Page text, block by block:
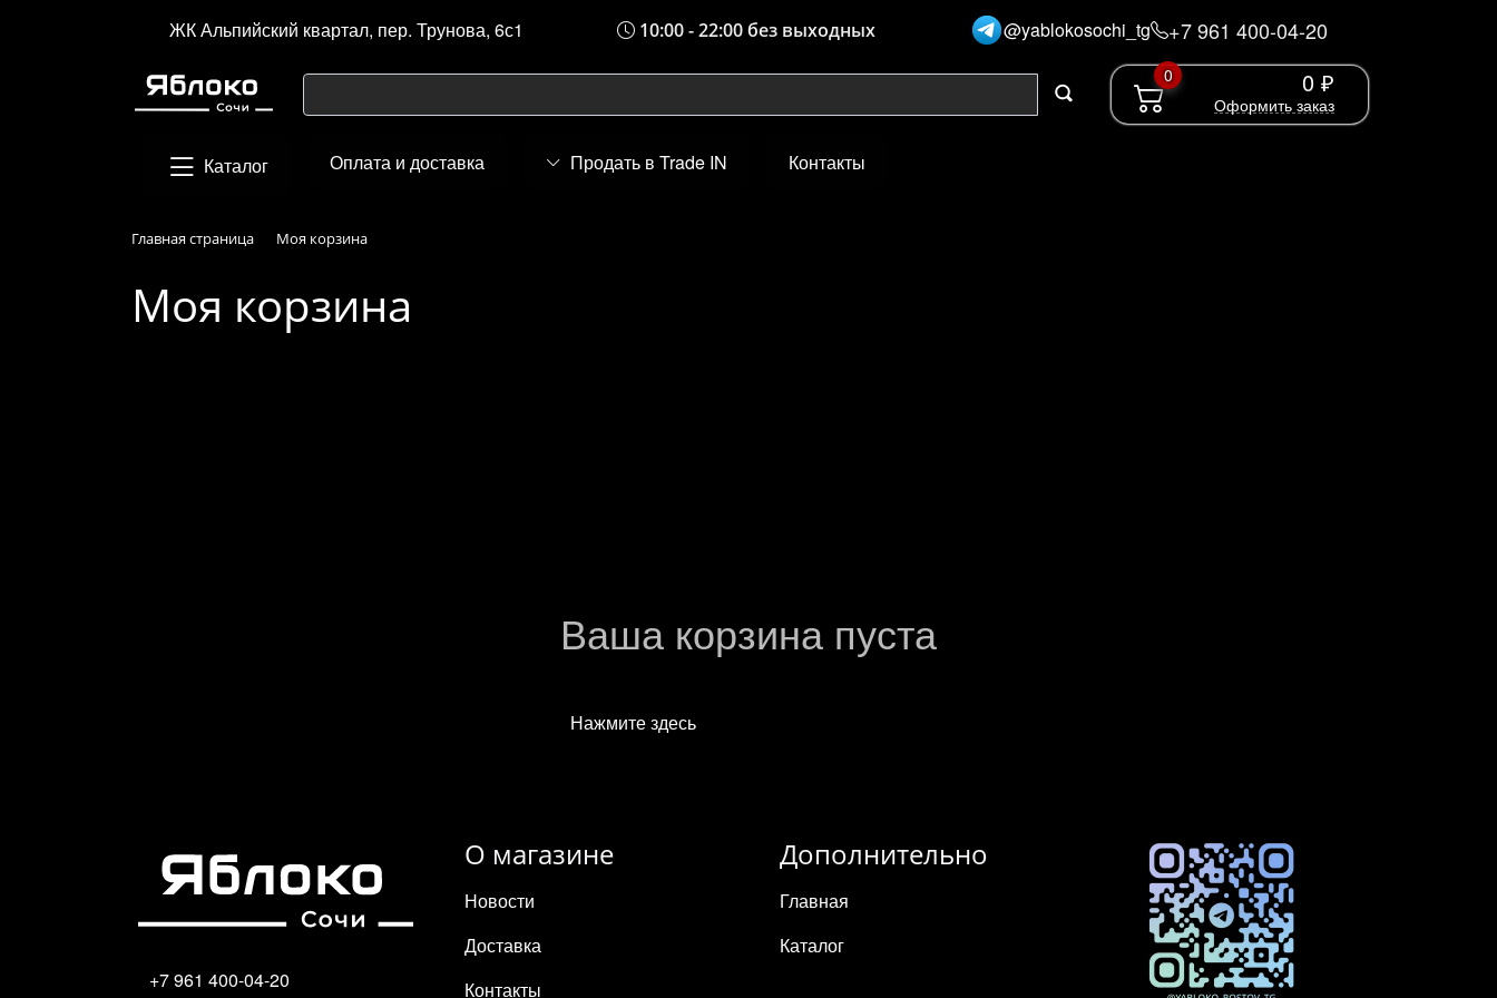
ЖК Альпийский квартал, пер. Трунова, 6с1 10:00 - 22:00 без выходных @yablokosochi_tg +7 961 400-04-20
0 0 ₽
Оформить заказ
Каталог Оплата и доставка Продать в Trade IN Контакты
Главная страница Моя корзина
Моя корзина
Ваша корзина пуста
Нажмите здесь, чтобы продолжить покупки
О магазине
Новости
Доставка
Контакты
Дополнительно
Главная
Каталог
+7 961 400-04-20